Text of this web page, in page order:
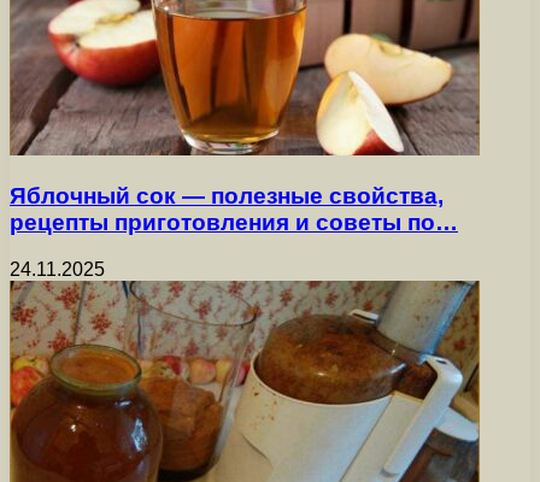
Яблочный сок — полезные свойства,
рецепты приготовления и советы по…
24.11.2025